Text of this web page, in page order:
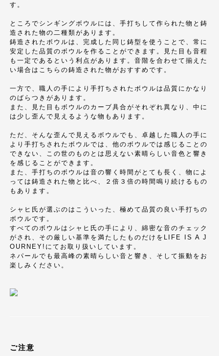
す。
ところでシンギングボウルには、手打ちして作られた物と鋳
造された物の二種類があります。
鋳造されたボウルは、完成した同じ鋳型を使うことで、常に
安定した品質のボウルを作ることができます。見た目も音程
も一定であるという利点があります。音階を合わせて揃えた
い場合はこちらの鋳造された物がおすすめです。
一方で、職人の手により手打ちされたボウルは品質にかなり
のばらつきがあります。
また、見た目もボウルのカーブ具合がそれぞれ異なり、中に
は少し歪んで見えるような物もあります。
ただ、そんな歪んで見えるボウルでも、卓越した職人の手に
より手打ちされたボウルでは、他のボウルでは感じることの
できない、この世のものとは思えない素晴らしい音色と響き
を感じることができます。
また、手打ちのボウルは音の響く時間がとても長く、物によ
っては鋳造された物と比べ、２倍３倍の時間鳴り続けるもの
もあります。
シャヒ氏が選ぶのはこういった、極めて品質の良い手打ちの
ボウルです。
すべてのボウルはシャヒ氏の手により、綿密な音のチェック
がされ、その厳しい基準を満たしたものだけをLIFE IS A J
OURNEY!にてお取り扱いしています。
ネパールでも最高峰の素晴らしい音と響き、そして振動をお
楽しみください。
ご注意